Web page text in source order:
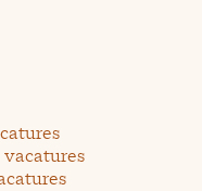
vacatures